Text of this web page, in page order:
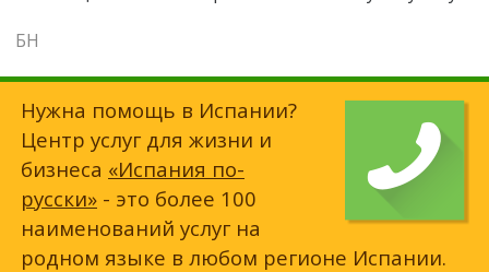
БН
Нужна помощь в Испании?
Центр услуг для жизни и
бизнеса «Испания по-
русски» - это более 100
наименований услуг на
родном языке в любом регионе Испании.